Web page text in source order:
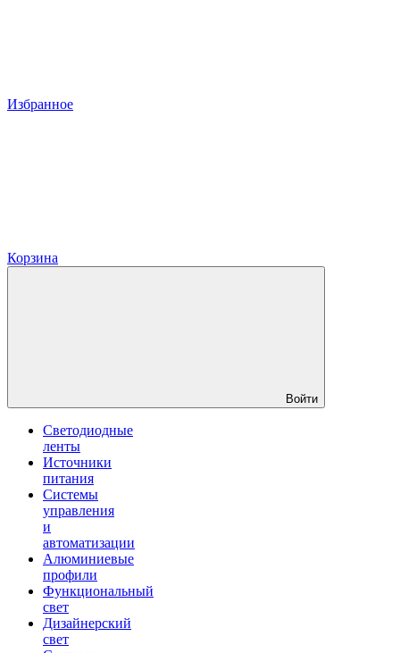
Избранное
Корзина
Войти
Светодиодные
ленты
Источники
питания
Системы
управления
и
автоматизации
Алюминиевые
профили
Функциональный
свет
Дизайнерский
свет